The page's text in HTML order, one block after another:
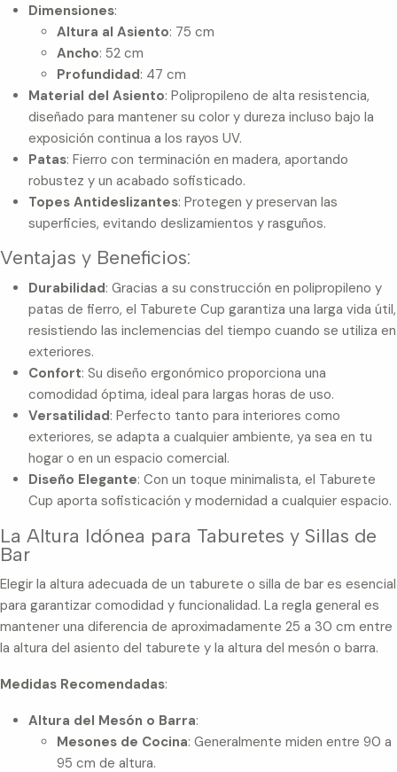
Dimensiones:
Altura al Asiento: 75 cm
Ancho: 52 cm
Profundidad: 47 cm
Material del Asiento: Polipropileno de alta resistencia,
diseñado para mantener su color y dureza incluso bajo la
exposición continua a los rayos UV.
Patas: Fierro con terminación en madera, aportando
robustez y un acabado sofisticado.
Topes Antideslizantes: Protegen y preservan las
superficies, evitando deslizamientos y rasguños.
Ventajas y Beneficios:
Durabilidad: Gracias a su construcción en polipropileno y
patas de fierro, el Taburete Cup garantiza una larga vida útil,
resistiendo las inclemencias del tiempo cuando se utiliza en
exteriores.
Confort: Su diseño ergonómico proporciona una
comodidad óptima, ideal para largas horas de uso.
Versatilidad: Perfecto tanto para interiores como
exteriores, se adapta a cualquier ambiente, ya sea en tu
hogar o en un espacio comercial.
Diseño Elegante: Con un toque minimalista, el Taburete
Cup aporta sofisticación y modernidad a cualquier espacio.
La Altura Idónea para Taburetes y Sillas de
Bar
Elegir la altura adecuada de un taburete o silla de bar es esencial
para garantizar comodidad y funcionalidad. La regla general es
mantener una diferencia de aproximadamente 25 a 30 cm entre
la altura del asiento del taburete y la altura del mesón o barra.
Medidas Recomendadas:
Altura del Mesón o Barra:
Mesones de Cocina: Generalmente miden entre 90 a
95 cm de altura.